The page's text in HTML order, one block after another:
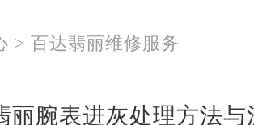
> 百达翡丽维修服务
丽腕表进灰处理方法与